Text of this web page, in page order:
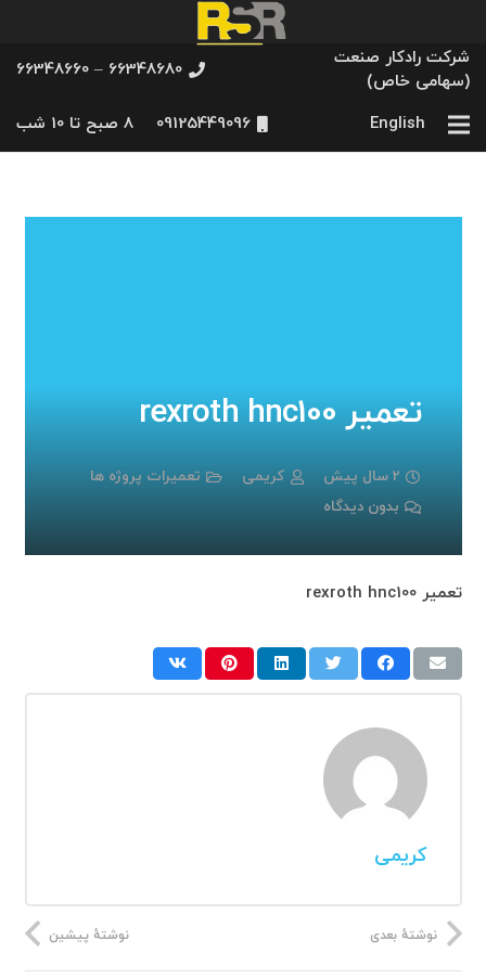
شرکت رادکار صنعت
(سهامی خاص)
66348680 – 66348660
English
09125449096 8 صبح تا 10 شب
تعمیر rexroth hnc100
2 سال پیش کریمی
تعمیرات پروژه ها
بدون دیدگاه
تعمیر rexroth hnc100
کریمی
نوشتهٔ پیشین نوشتهٔ بعدی